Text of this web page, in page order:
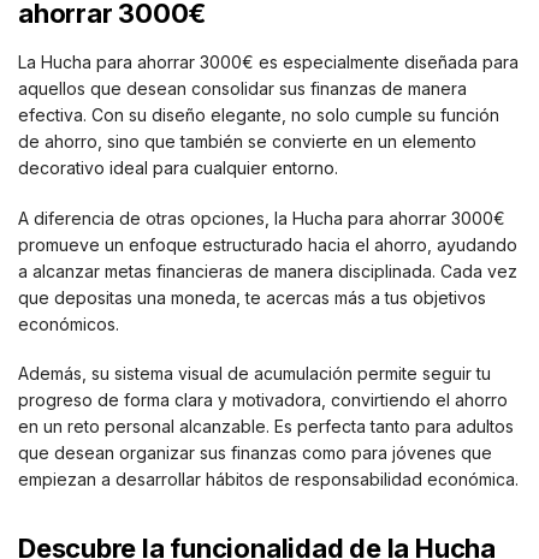
ahorrar 3000€
La Hucha para ahorrar 3000€ es especialmente diseñada para
aquellos que desean consolidar sus finanzas de manera
efectiva. Con su diseño elegante, no solo cumple su función
de ahorro, sino que también se convierte en un elemento
decorativo ideal para cualquier entorno.
A diferencia de otras opciones, la Hucha para ahorrar 3000€
promueve un enfoque estructurado hacia el ahorro, ayudando
a alcanzar metas financieras de manera disciplinada. Cada vez
que depositas una moneda, te acercas más a tus objetivos
económicos.
Además, su sistema visual de acumulación permite seguir tu
progreso de forma clara y motivadora, convirtiendo el ahorro
en un reto personal alcanzable. Es perfecta tanto para adultos
que desean organizar sus finanzas como para jóvenes que
empiezan a desarrollar hábitos de responsabilidad económica.
Descubre la funcionalidad de la Hucha